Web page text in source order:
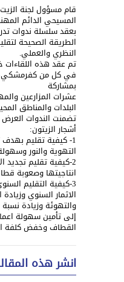
قام مسؤول لجنة
المسيحي الدائم
بعقد سلسلة ندوات
الطريقة الصحيحة
النظري والعملي.
تم عقد هذه اللقاءات
في كل من كفرمشكي،
بمشاركة
عشرات المزارعين
البلدات والمناطق
تضمنت الندوات
أشجار الزيتون:
1- كيفية تقليم
التهوية والنور
2-كيفية تقليم
انتاجيتها وصعوبة
3-كيفية التقليم
الاثمار السنوي
والتهوئة وزيادة نسبة
إلى تأمين سهولة
القطاف وخفض كلفة
انشر هذه